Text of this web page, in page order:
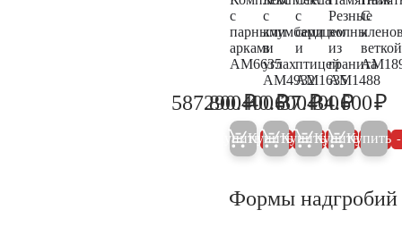
с
парными
арками
AM6635
618.700
587.800₽
Купить 5%
с
клумбами
в
углах
AM4932
305.700
290.400₽
Купить 5%
с
сердцем
и
птицей
AM1635
42.700
40.600₽
Купить 5%
Резные
волны
из
гранита
AM1488
39.400
37.400₽
Купить 5%
С
веткой
34.600₽
Купить
Формы надгробий